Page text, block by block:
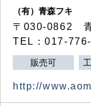
（有）青森フキ
〒030-0862
TEL：017-
販売可
http://